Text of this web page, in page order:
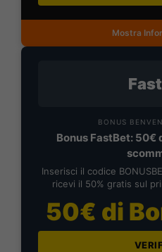
Mostra
BONUS
Bonus FastBet: 50€
Inserisci il codice
ricevi il 50% gratis sul
50€ di